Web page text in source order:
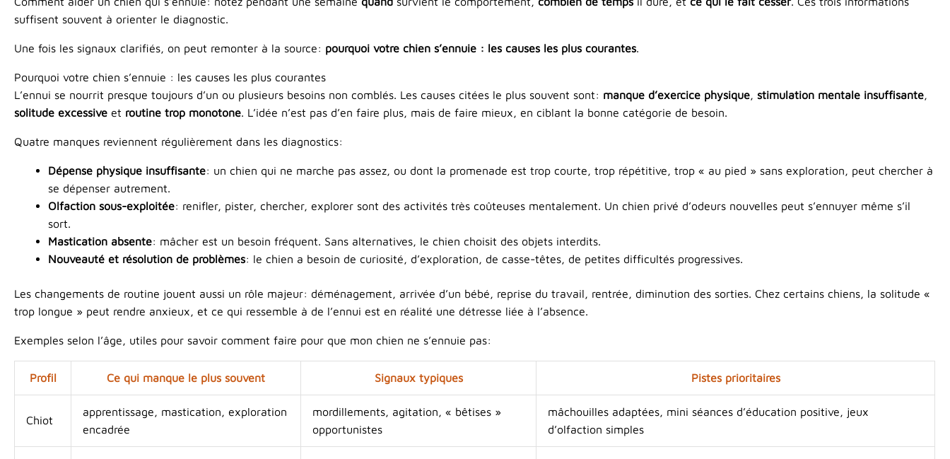
suffisent souvent à orienter le diagnostic.
Une fois les signaux clarifiés, on peut remonter à la source: pourquoi votre chien s’ennuie : les causes les plus courantes.
Pourquoi votre chien s’ennuie : les causes les plus courantes
L’ennui se nourrit presque toujours d’un ou plusieurs besoins non comblés. Les causes citées le plus souvent sont: manque d’exercice physique, stimulation mentale insuffisante,
solitude excessive et routine trop monotone. L’idée n’est pas d’en faire plus, mais de faire mieux, en ciblant la bonne catégorie de besoin.
Quatre manques reviennent régulièrement dans les diagnostics:
Dépense physique insuffisante: un chien qui ne marche pas assez, ou dont la promenade est trop courte, trop répétitive, trop « au pied » sans exploration, peut chercher à
se dépenser autrement.
Olfaction sous-exploitée: renifler, pister, chercher, explorer sont des activités très coûteuses mentalement. Un chien privé d’odeurs nouvelles peut s’ennuyer même s’il
sort.
Mastication absente: mâcher est un besoin fréquent. Sans alternatives, le chien choisit des objets interdits.
Nouveauté et résolution de problèmes: le chien a besoin de curiosité, d’exploration, de casse-têtes, de petites difficultés progressives.
Les changements de routine jouent aussi un rôle majeur: déménagement, arrivée d’un bébé, reprise du travail, rentrée, diminution des sorties. Chez certains chiens, la solitude «
trop longue » peut rendre anxieux, et ce qui ressemble à de l’ennui est en réalité une détresse liée à l’absence.
Exemples selon l’âge, utiles pour savoir comment faire pour que mon chien ne s’ennuie pas:
Profil Ce qui manque le plus souvent Signaux typiques Pistes prioritaires
Chiot
apprentissage, mastication, exploration
encadrée
mordillements, agitation, « bêtises »
opportunistes
mâchouilles adaptées, mini séances d’éducation positive, jeux
d’olfaction simples